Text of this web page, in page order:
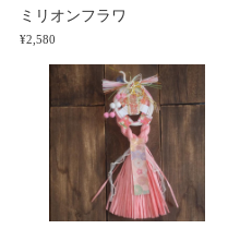
ミリオンフラワ
¥2,580